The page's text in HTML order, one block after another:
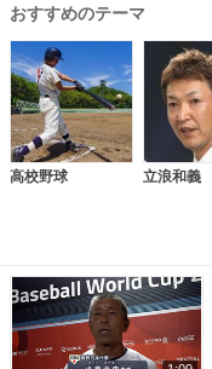
おすすめのテーマ
高校野球 立浪和義